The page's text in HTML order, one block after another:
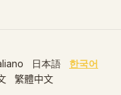
日本語
한국어
繁體中文